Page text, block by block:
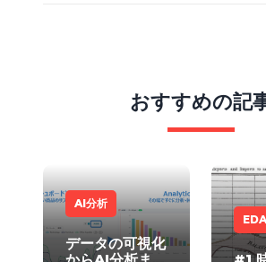
おすすめの記
AI分析
データの可視化